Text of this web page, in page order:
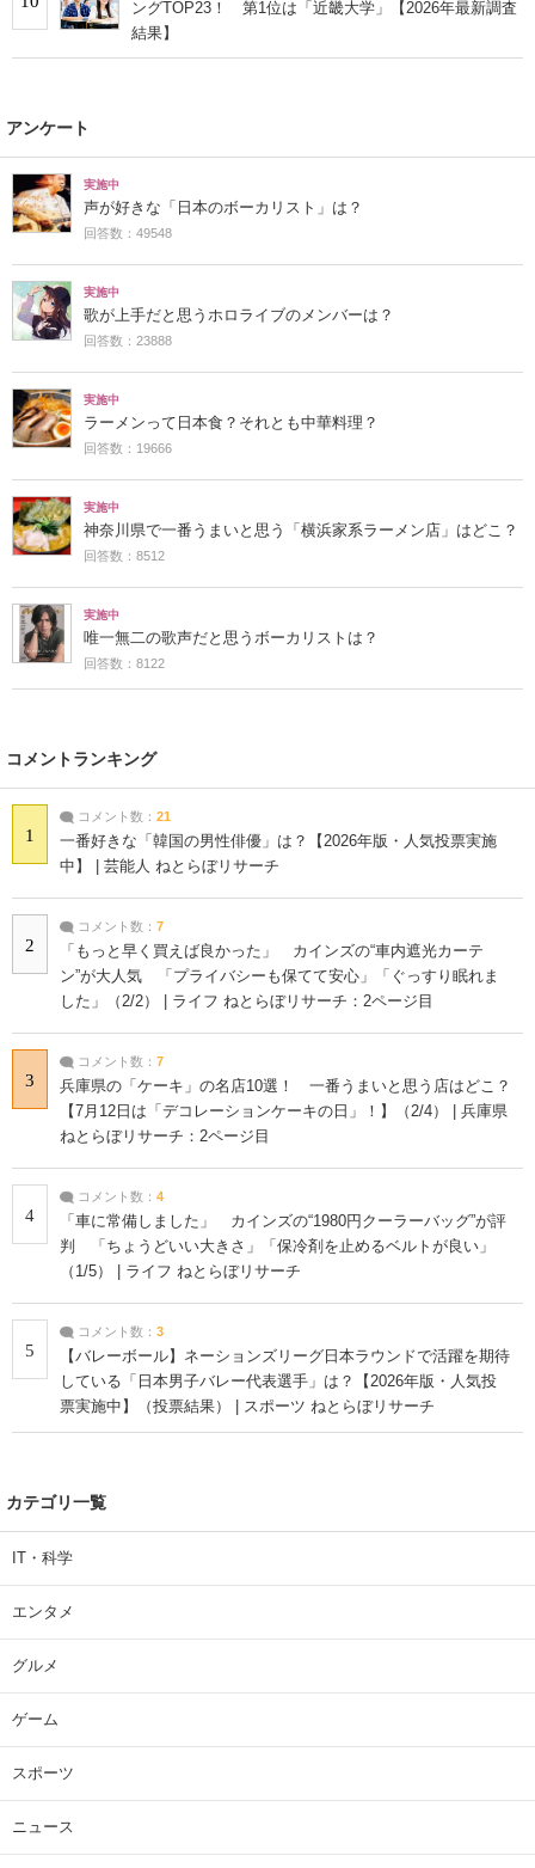
ングTOP23！ 第1位は「近畿大学」【2026年最新調査
結果】
アンケート
実施中
声が好きな「日本のボーカリスト」は？
回答数：49548
実施中
歌が上手だと思うホロライブのメンバーは？
回答数：23888
実施中
ラーメンって日本食？それとも中華料理？
回答数：19666
実施中
神奈川県で一番うまいと思う「横浜家系ラーメン店」はどこ？
回答数：8512
実施中
唯一無二の歌声だと思うボーカリストは？
回答数：8122
コメントランキング
1
コメント数： 21
一番好きな「韓国の男性俳優」は？【2026年版・人気投票実施
中】 | 芸能人 ねとらぼリサーチ
2
コメント数： 7
「もっと早く買えば良かった」 カインズの“車内遮光カーテ
ン”が大人気 「プライバシーも保てて安心」「ぐっすり眠れま
した」（2/2） | ライフ ねとらぼリサーチ：2ページ目
3
コメント数： 7
兵庫県の「ケーキ」の名店10選！ 一番うまいと思う店はどこ？
【7月12日は「デコレーションケーキの日」！】（2/4） | 兵庫県
ねとらぼリサーチ：2ページ目
4
コメント数： 4
「車に常備しました」 カインズの“1980円クーラーバッグ”が評
判 「ちょうどいい大きさ」「保冷剤を止めるベルトが良い」
（1/5） | ライフ ねとらぼリサーチ
5
コメント数： 3
【バレーボール】ネーションズリーグ日本ラウンドで活躍を期待
している「日本男子バレー代表選手」は？【2026年版・人気投
票実施中】（投票結果） | スポーツ ねとらぼリサーチ
カテゴリ一覧
IT・科学
エンタメ
グルメ
ゲーム
スポーツ
ニュース